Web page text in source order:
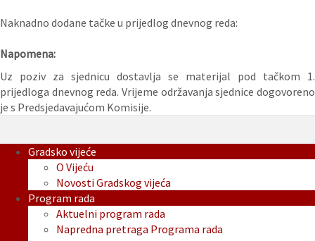
Naknadno dodane tačke u prijedlog dnevnog reda:
Napomena:
Uz poziv za sjednicu dostavlja se materijal pod tačkom 1.
prijedloga dnevnog reda. Vrijeme održavanja sjednice dogovoreno
je s Predsjedavajućom Komisije.
Gradsko vijeće
O Vijeću
Novosti Gradskog vijeća
Program rada
Aktuelni program rada
Napredna pretraga Programa rada